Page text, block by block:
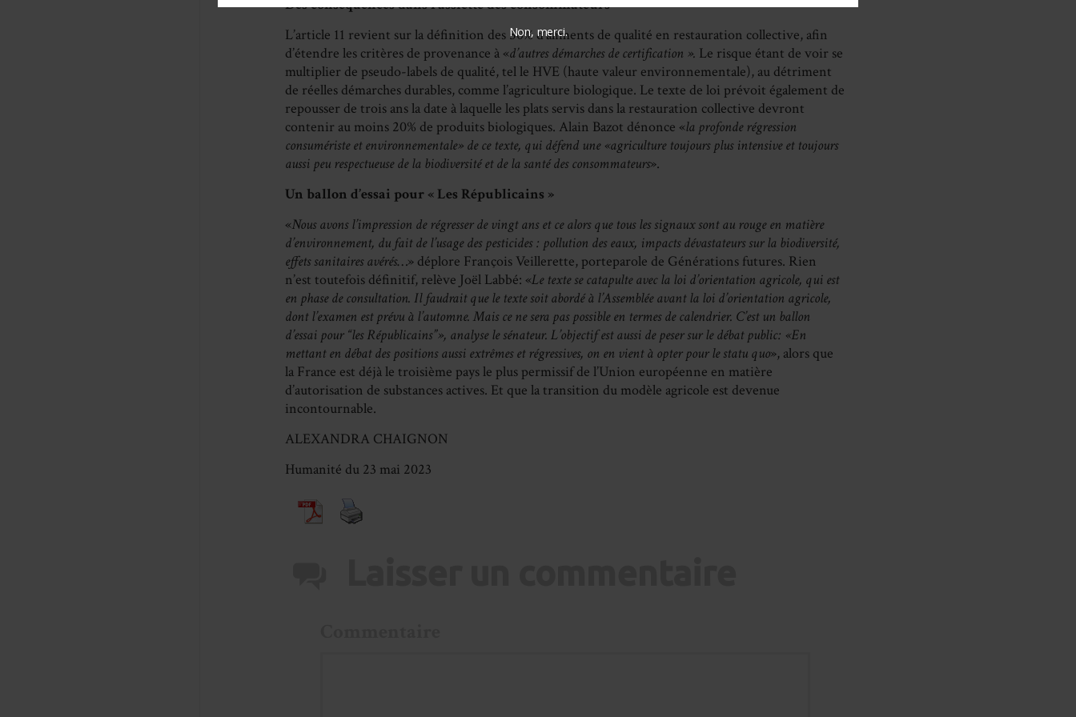
Des conséquences dans l’assiette des consommateurs
L’article 11 revient sur la définition des 50% d’aliments de qualité en restauration collective, afin
d’étendre les critères de provenance à «d’autres démarches de certification ». Le risque étant de voir se
multiplier de pseudo-labels de qualité, tel le HVE (haute valeur environnementale), au détriment
de réelles démarches durables, comme l’agriculture biologique. Le texte de loi prévoit également de
repousser de trois ans la date à laquelle les plats servis dans la restauration collective devront
contenir au moins 20% de produits biologiques. Alain Bazot dénonce «la profonde régression
consumériste et environnementale» de ce texte, qui défend une «agriculture toujours plus intensive et toujours
aussi peu respectueuse de la biodiversité et de la santé des consommateurs».
Un ballon d’essai pour « Les Républicains »
«Nous avons l’impression de régresser de vingt ans et ce alors que tous les signaux sont au rouge en matière
d’environnement, du fait de l’usage des pesticides : pollution des eaux, impacts dévastateurs sur la biodiversité,
effets sanitaires avérés…» déplore François Veillerette, porteparole de Générations futures. Rien
n’est toutefois définitif, relève Joël Labbé: «Le texte se catapulte avec la loi d’orientation agricole, qui est
en phase de consultation. Il faudrait que le texte soit abordé à l’Assemblée avant la loi d’orientation agricole,
dont l’examen est prévu à l’automne. Mais ce ne sera pas possible en termes de calendrier. C’est un ballon
d’essai pour “les Républicains”», analyse le sénateur. L’objectif est aussi de peser sur le débat public: «En
mettant en débat des positions aussi extrêmes et régressives, on en vient à opter pour le statu quo», alors que
la France est déjà le troisième pays le plus permissif de l’Union européenne en matière
d’autorisation de substances actives. Et que la transition du modèle agricole est devenue
incontournable.
ALEXANDRA CHAIGNON
Humanité du 23 mai 2023
Non, merci.